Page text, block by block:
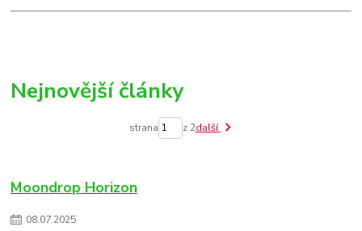
Nejnovější články
strana z 2další
Moondrop Horizon
08.07.2025